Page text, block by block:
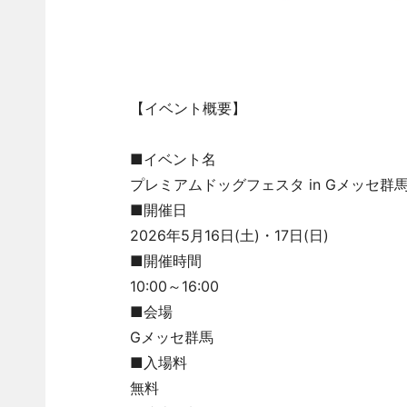
【イベント概要】
■イベント名
プレミアムドッグフェスタ in Gメッセ群
■開催日
2026年5月16日(土)・17日(日)
■開催時間
10:00～16:00
■会場
Gメッセ群馬
■入場料
無料